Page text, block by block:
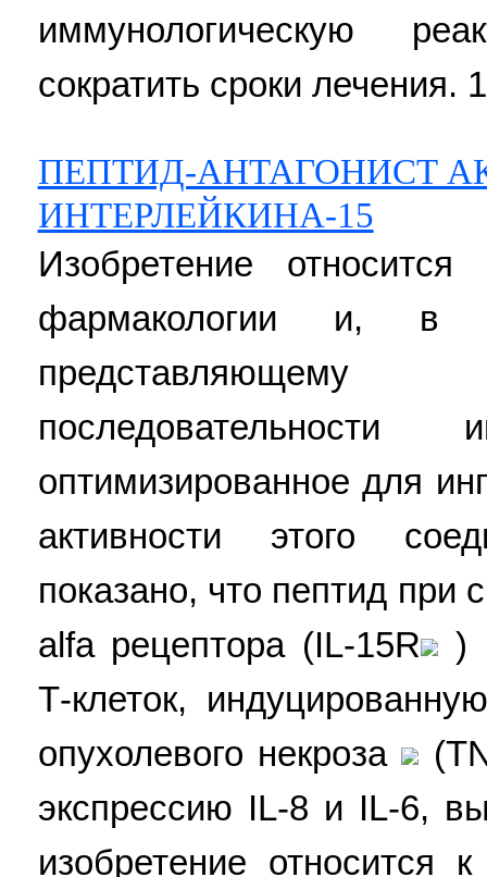
иммунологическую
сократить сроки лечения.
ПЕПТИД-АНТАГОНИСТ
ИНТЕРЛЕЙКИНА-15
Изобретение
фармакологии и, в
представляющему
последовательности
оптимизированное для
активности этого
показано, что пептид при
alfa рецептора (IL-15R
)
Т-клеток,
опухолевого некроза
экспрессию IL-8 и IL-6,
изобретение относится